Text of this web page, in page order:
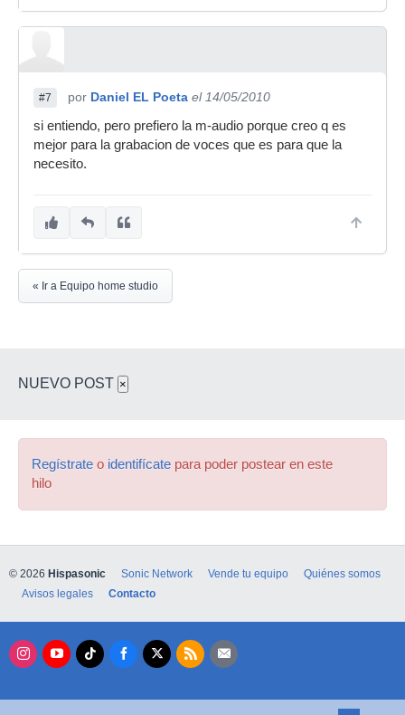
#7 por Daniel EL Poeta el 14/05/2010
si entiendo, pero prefiero la m-audio porque creo q es
mejor para la grabacion de voces que es para que la
necesito.
« Ir a Equipo home studio
NUEVO POST ×
Regístrate o identifícate para poder postear en este
hilo
© 2026 Hispasonic Sonic Network Vende tu equipo
Quiénes somos
Avisos legales
Contacto